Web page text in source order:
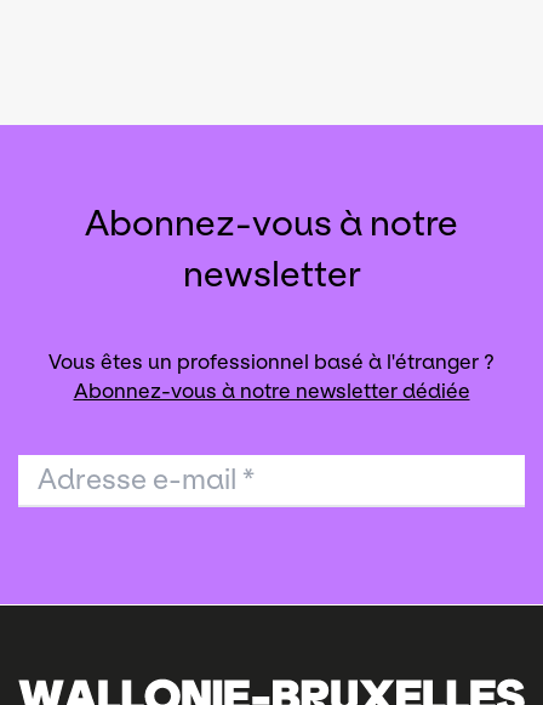
Abonnez-vous à notre
newsletter
Vous êtes un professionnel basé à l'étranger ?
Abonnez-vous à notre newsletter dédiée
Adresse e-mail *